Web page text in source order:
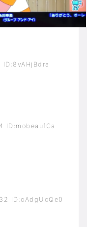
ID:8vAHjBdra
ID:mobeaufCa
ID:oAdgUoQe0